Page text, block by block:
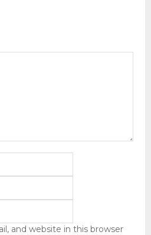
and website in this browser